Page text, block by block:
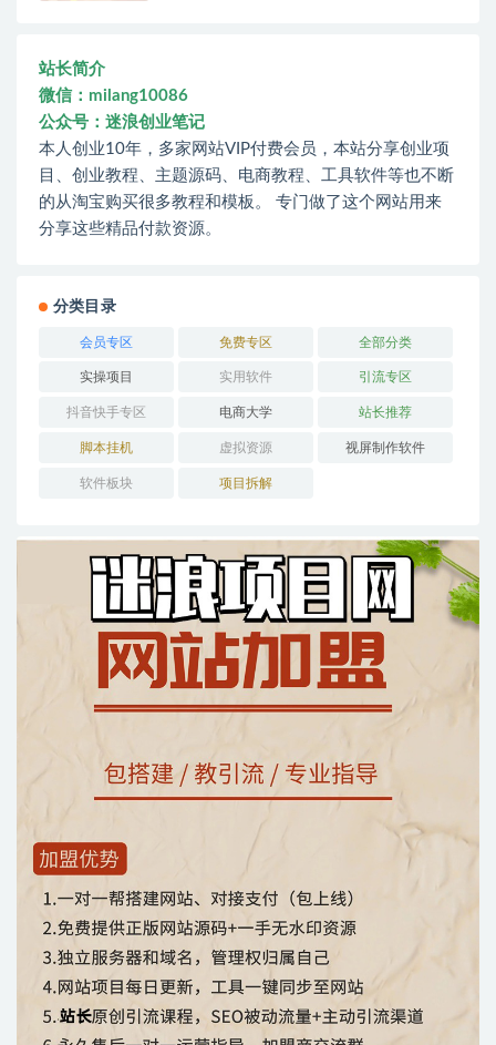
站长简介
微信：milang10086
公众号：迷浪创业笔记
本人创业10年，多家网站VIP付费会员，本站分享创业项
目、创业教程、主题源码、电商教程、工具软件等也不断
的从淘宝购买很多教程和模板。 专门做了这个网站用来
分享这些精品付款资源。
分类目录
会员专区 免费专区 全部分类
实操项目 实用软件 引流专区
抖音快手专区 电商大学 站长推荐
脚本挂机 虚拟资源 视屏制作软件
软件板块 项目拆解